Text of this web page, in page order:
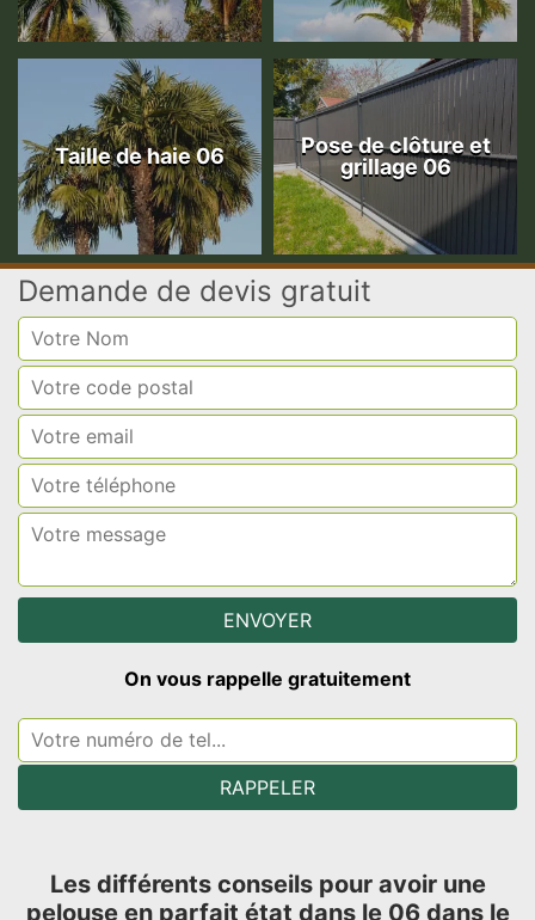
Taille de haie 06
Pose de clôture et
grillage 06
Demande de devis gratuit
On vous rappelle gratuitement
Les différents conseils pour avoir une
pelouse en parfait état dans le 06 dans le